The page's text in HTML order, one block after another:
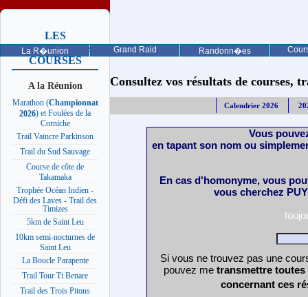
La R�union Grand Raid Randonn�es
LES
PROCHAINES
COURSES
A la Réunion
Marathon (Championnat
2026) et Foulées de la
Corniche
Trail Vaincre Parkinson
Trail du Sud Sauvage
Course de côte de
Takamaka
Trophée Océan Indien -
Défi des Laves - Trail des
Timizes
5km de Saint Leu
10km semi-nocturnes de
Saint Leu
La Boucle Parapente
Trail Tour Ti Benare
Trail des Trois Pitons
Consultez vos résultats de courses,
Calendrier 2026
Vous
en tapant son nom ou
En cas d'homonyme, vous
vous cherchez
Si vous ne trouvez pas une
pouvez me transmettre
concernant ces